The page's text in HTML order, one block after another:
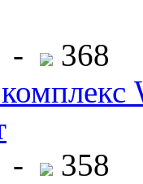
-
368
-
358